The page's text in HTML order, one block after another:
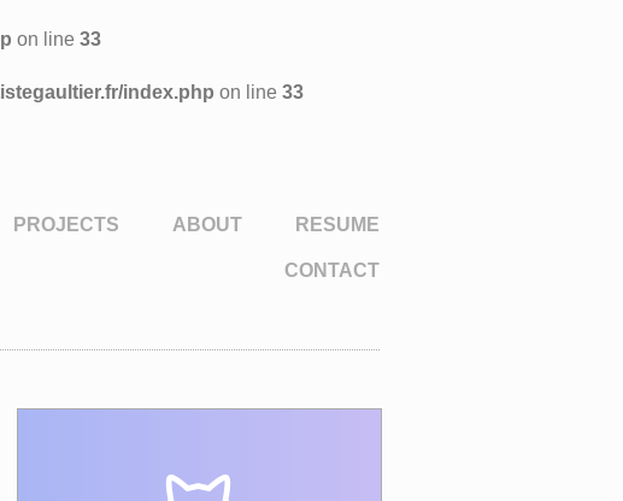
on line 33
index.php on line 33
PROJECTS ABOUT RESUME
CONTACT